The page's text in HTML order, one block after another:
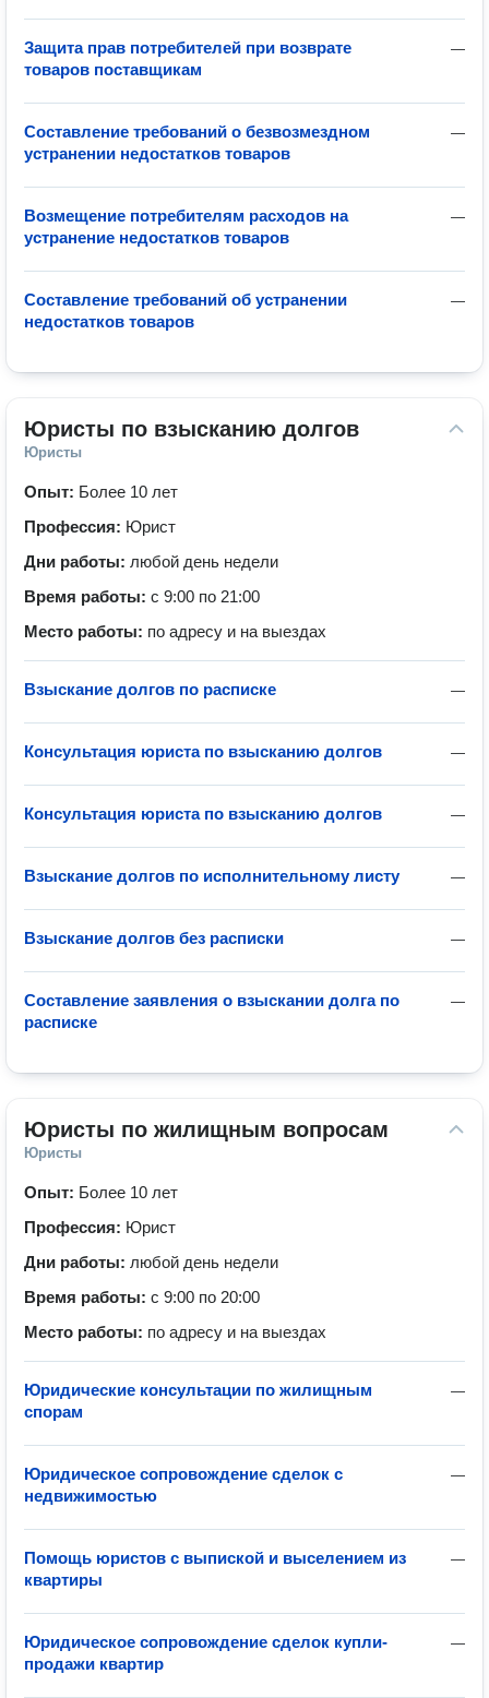
—
Защита прав потребителей при возврате
товаров поставщикам
—
Составление требований о безвозмездном
устранении недостатков товаров
—
Возмещение потребителям расходов на
устранение недостатков товаров
—
Составление требований об устранении
недостатков товаров
Юристы по взысканию долгов
Юристы
Опыт: Более 10 лет
Профессия: Юрист
Дни работы: любой день недели
Время работы: с 9:00 по 21:00
Место работы: по адресу и на выездах
—
Взыскание долгов по расписке
—
Консультация юриста по взысканию долгов
—
Консультация юриста по взысканию долгов
—
Взыскание долгов по исполнительному листу
—
Взыскание долгов без расписки
—
Составление заявления о взыскании долга по
расписке
Юристы по жилищным вопросам
Юристы
Опыт: Более 10 лет
Профессия: Юрист
Дни работы: любой день недели
Время работы: с 9:00 по 20:00
Место работы: по адресу и на выездах
—
Юридические консультации по жилищным
спорам
—
Юридическое сопровождение сделок с
недвижимостью
—
Помощь юристов с выпиской и выселением из
квартиры
—
Юридическое сопровождение сделок купли-
продажи квартир